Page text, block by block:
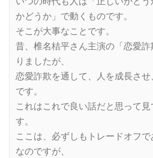
かどうか」で動くものです。
そこが大事なことです。
昔、椎名桔平さん主演の「恋愛
りましたが、
恋愛詐欺を通して、人を成長さ
です。
これはこれで良い話だと思って
す。
ここは、必ずしもトレードオフ
なのですが、